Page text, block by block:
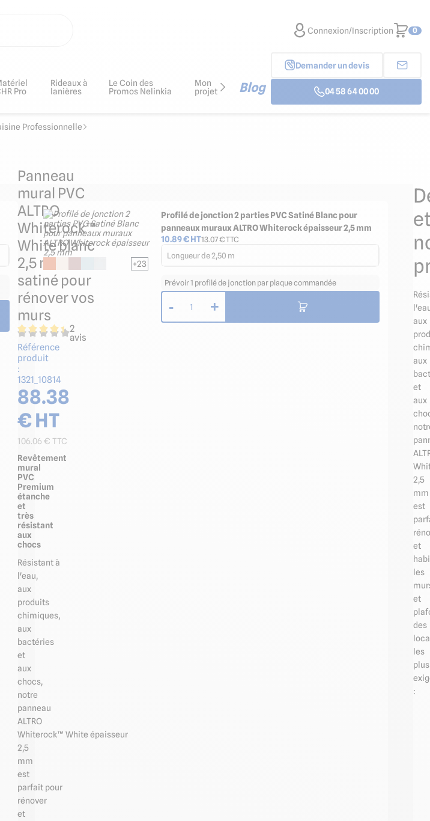
Pro
Rideaux à
lanières
Le Coin des
Promos Nelinkia
Blog
Mon
projet
Demander un devis
04 58 64 00 00
Connexion/Inscription 0
Professionnelle
Panneau
mural PVC
ALTRO
Whiterock™
White blanc
2,5 mm
satiné pour
rénover vos
murs
2
avis
Référence
produit
:
1321_10814
88.38
€ HT
106.06 € TTC
Revêtement
mural
PVC
Premium
étanche
et
très
résistant
aux
chocs
Résistant à
l'eau,
aux
produits
chimiques,
aux
bactéries
et
aux
chocs,
notre
panneau
ALTRO
Whiterock™ White épaisseur
2,5
mm
est
parfait pour
rénover
et
+23
Profilé de jonction 2 parties PVC Satiné Blanc pour
panneaux muraux ALTRO Whiterock épaisseur 2,5 mm
10.89€ HT13.07€ TTC
Longueur de 2,50 m
Prévoir 1 profilé de jonction par plaque commandée
- 1 +
aux
aux
et
aux
2,5
mm
est
et
les
et
des
les
plus
: